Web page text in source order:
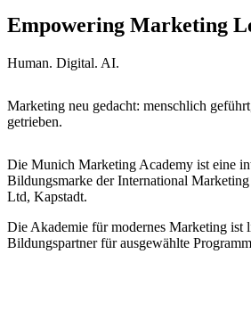
Empowering Marketing
Human. Digital. AI.
Marketing neu gedacht: menschlich
getrieben.
Die Munich Marketing Academy ist eine
Bildungsmarke der International
Ltd, Kapstadt.
Die Akademie für modernes Marketing ist
Bildungspartner für ausgewählte